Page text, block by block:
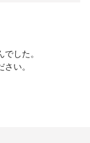
した。
い。